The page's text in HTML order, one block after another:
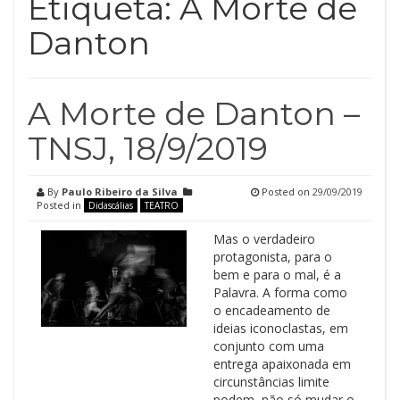
Etiqueta: A Morte de
Danton
A Morte de Danton –
TNSJ, 18/9/2019
By Paulo Ribeiro da Silva
Posted in
Didascálias TEATRO
Posted on 29/09/2019
Mas o verdadeiro
protagonista, para o
bem e para o mal, é a
Palavra. A forma como
o encadeamento de
ideias iconoclastas, em
conjunto com uma
entrega apaixonada em
circunstâncias limite